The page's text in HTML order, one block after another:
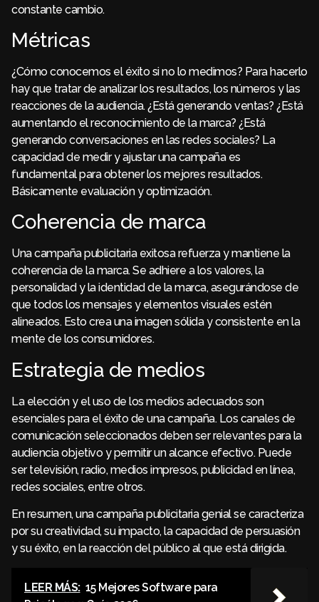
constante cambio.
Métricas
¿Cómo conocemos el éxito si no lo medimos? Para hacerlo
hay que tratar de analizar los resultados, los números y las
reacciones de la audiencia. ¿Está generando ventas? ¿Está
aumentando el reconocimiento de la marca? ¿Está
generando conversaciones en las redes sociales? La
capacidad de medir y ajustar una campaña es
fundamental para obtener los mejores resultados.
Básicamente evaluación y optimización.
Coherencia de marca
Una campaña publicitaria exitosa refuerza y mantiene la
coherencia de la marca. Se adhiere a los valores, la
personalidad y la identidad de la marca, asegurándose de
que todos los mensajes y elementos visuales estén
alineados. Esto crea una imagen sólida y consistente en la
mente de los consumidores.
Estrategia de medios
La elección y el uso de los medios adecuados son
esenciales para el éxito de una campaña. Los canales de
comunicación seleccionados deben ser relevantes para la
audiencia objetivo y permitir un alcance efectivo. Puede
ser televisión, radio, medios impresos, publicidad en línea,
redes sociales, entre otros.
En resumen, una campaña publicitaria genial se caracteriza
por su creatividad, su impacto, la capacidad de persuasión
y su éxito, en la reacción del público al que está dirigida.
LEER MÁS: 15 Mejores Software para